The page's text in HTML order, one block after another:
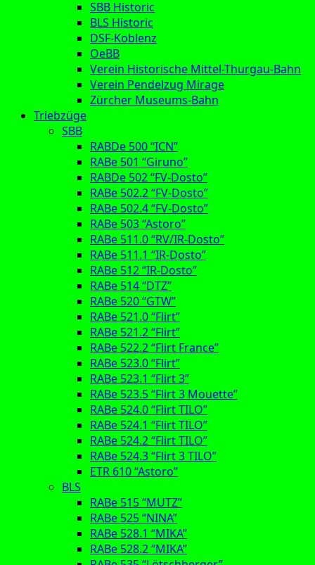
SBB Historic
BLS Historic
DSF-Koblenz
OeBB
Verein Historische Mittel-Thurgau-Bahn
Verein Pendelzug Mirage
Zürcher Museums-Bahn
Triebzüge
SBB
RABDe 500 “ICN”
RABe 501 “Giruno”
RABDe 502 “FV-Dosto”
RABe 502.2 “FV-Dosto”
RABe 502.4 “FV-Dosto”
RABe 503 “Astoro”
RABe 511.0 “RV/IR-Dosto”
RABe 511.1 “IR-Dosto”
RABe 512 “IR-Dosto”
RABe 514 “DTZ”
RABe 520 “GTW”
RABe 521.0 “Flirt”
RABe 521.2 “Flirt”
RABe 522.2 “Flirt France”
RABe 523.0 “Flirt”
RABe 523.1 “Flirt 3”
RABe 523.5 “Flirt 3 Mouette”
RABe 524.0 “Flirt TILO”
RABe 524.1 “Flirt TILO”
RABe 524.2 “Flirt TILO”
RABe 524.3 “Flirt 3 TILO”
ETR 610 “Astoro”
BLS
RABe 515 “MUTZ”
RABe 525 “NINA”
RABe 528.1 “MIKA”
RABe 528.2 “MIKA”